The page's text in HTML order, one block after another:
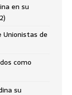
en su
Unionistas de
como
su